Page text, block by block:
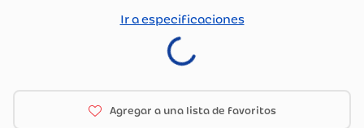
Ir a especificaciones